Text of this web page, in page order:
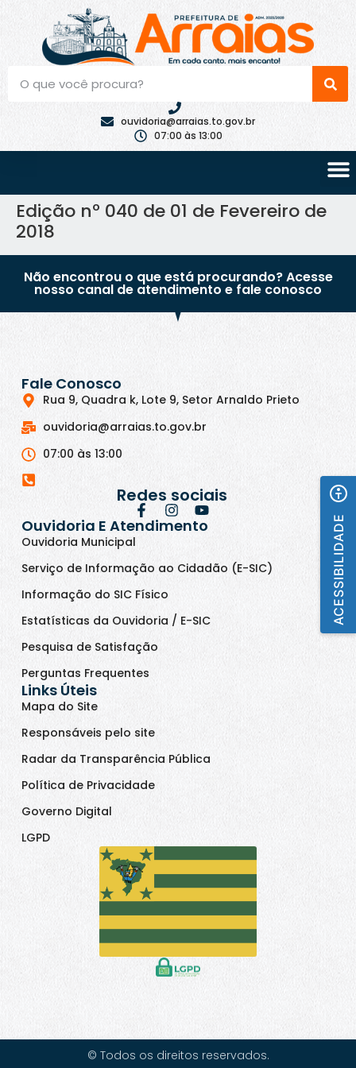
ouvidoria@arraias.to.gov.br
07:00 às 13:00
Edição nº 040 de 01 de Fevereiro de
2018
Não encontrou o que está procurando? Acesse
nosso canal de atendimento e fale conosco
Fale Conosco
Rua 9, Quadra k, Lote 9, Setor Arnaldo Prieto
ouvidoria@arraias.to.gov.br
07:00 às 13:00
Redes sociais
Ouvidoria E Atendimento
Ouvidoria Municipal
Serviço de Informação ao Cidadão (E-SIC)
Informação do SIC Físico
Estatísticas da Ouvidoria / E-SIC
Pesquisa de Satisfação
Perguntas Frequentes
Links Úteis
Mapa do Site
Responsáveis pelo site
Radar da Transparência Pública
Política de Privacidade
Governo Digital
LGPD
© Todos os direitos reservados.
ACESSIBILIDADE